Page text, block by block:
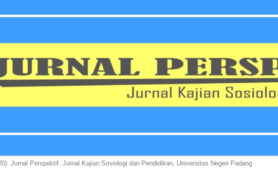
Jurnal Perspektif: Jurnal Kajian Sosiologi dan Pendidikan, Universitas Negeri Padang